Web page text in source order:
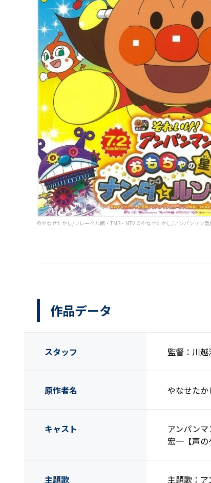
©︎やなせたかし/フレーベル館・TMS・NTV ©︎やなせたかし/アンパンマン
作品データ
スタッフ 監督：川
原作者名 やなせたか
キャスト
アンパン
宏一【声の
主題歌 主題歌：